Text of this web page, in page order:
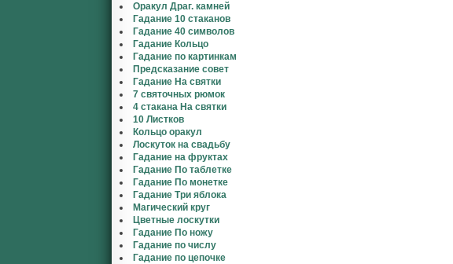
Оракул Драг. камней
Гадание 10 стаканов
Гадание 40 символов
Гадание Кольцо
Гадание по картинкам
Предсказание совет
Гадание На святки
7 святочных рюмок
4 стакана На святки
10 Листков
Кольцо оракул
Лоскуток на свадьбу
Гадание на фруктах
Гадание По таблетке
Гадание По монетке
Гадание Три яблока
Магический круг
Цветные лоскутки
Гадание По ножу
Гадание по числу
Гадание по цепочке